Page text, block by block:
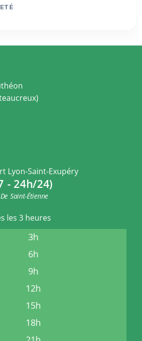
Lyon-Saint-Exupéry
- 24h/24)
Saint-Étienne
les 3 heures
3h
6h
9h
12h
15h
18h